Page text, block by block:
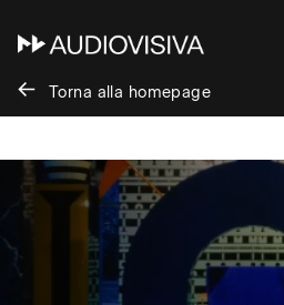
Salta
contenuto
Skip
Torna alla homepage